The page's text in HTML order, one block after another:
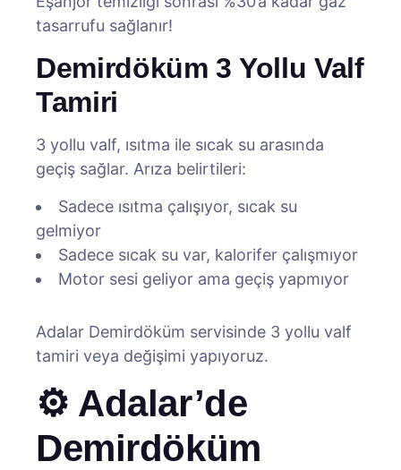
tasarrufu sağlanır!
Demirdöküm 3 Yollu Valf
Tamiri
3 yollu valf, ısıtma ile sıcak su arasında
geçiş sağlar. Arıza belirtileri:
Sadece ısıtma çalışıyor, sıcak su
gelmiyor
Sadece sıcak su var, kalorifer çalışmıyor
Motor sesi geliyor ama geçiş yapmıyor
Adalar Demirdöküm servisinde 3 yollu valf
tamiri veya değişimi yapıyoruz.
⚙️ Adalar’de
Demirdöküm